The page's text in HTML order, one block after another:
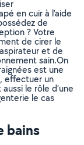
en cuir à l’aide
de
? Votre
de cirer le
et de
sain.On
est une
effectuer un
le rôle d’une
le cas
bains